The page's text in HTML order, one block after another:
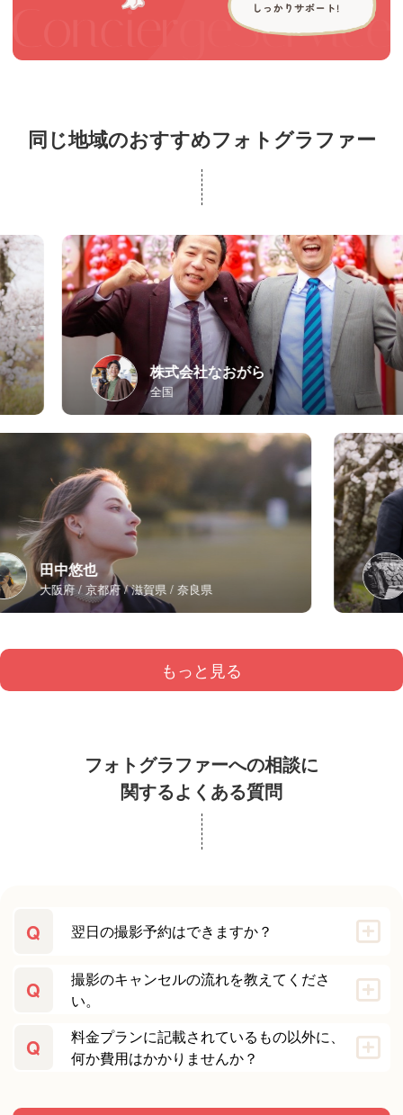
同じ地域のおすすめフォトグラファー
株式会社なおがら
全国
田中悠也
大阪府 京都府 滋賀県
もっと見る
フォトグラファーへの相談に
関するよくある質問
Q 翌日の撮影予約はできますか？
Q
撮影のキャンセルの流れを教えてくださ
い。
Q
料金プランに記載されているもの以外に、
何か費用はかかりませんか？